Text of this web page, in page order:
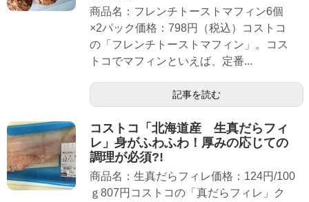
商品名：フレンチトーストマフィン6個
×2パック価格：798円（税込）コストコ
の「フレンチトーストマフィン」。コス
トコでマフィンといえば、定番...
記事を読む
コストコ「北海道産 生真だらフィ
レ」身がふわふわ！厚みの応じての
調理が必須?!
商品名：生真だらフィレ価格：124円/100
ｇ807円コストコの「真だらフィレ」ク